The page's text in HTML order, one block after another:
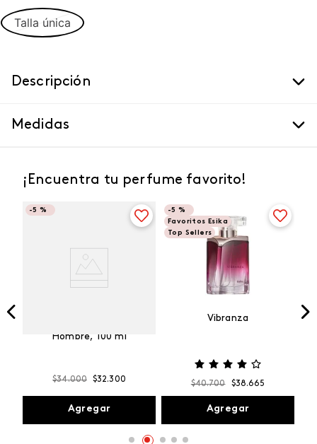
Talla única
Descripción
Medidas
¡Encuentra tu perfume favorito!
-5 %
Hombre, 100 ml
$34.000 $32.300
Agregar
-5 %
Favoritos Esika
Top Sellers
Vibranza
$40.700 $38.665
Agregar